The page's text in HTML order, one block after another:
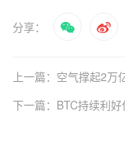
分享：
上一篇：空气撑起2